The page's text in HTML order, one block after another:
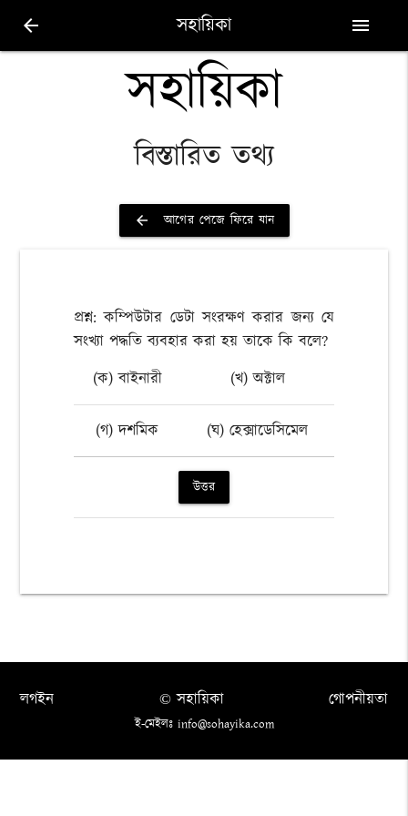
arrow_back সহায়িকা menu
সহায়িকা
বিস্তারিত তথ্য
arrow_back আগের পেজে ফিরে যান
প্রশ্ন: কম্পিউটার ডেটা সংরক্ষণ করার জন্য যে
সংখ্যা পদ্ধতি ব্যবহার করা হয় তাকে কি বলে?
(ক) বাইনারী
(খ) অক্টাল
(গ) দশমিক (ঘ) হেক্সাডেসিমেল
উত্তর
লগইন গোপনীয়তা
© সহায়িকা
ই-মেইলঃ info@sohayika.com